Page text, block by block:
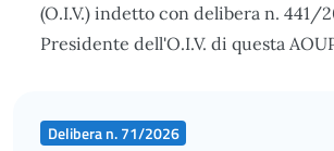
(O.I.V.) indetto con delibera n.
Presidente dell'O.I.V. di questa
Delibera n. 71/2026